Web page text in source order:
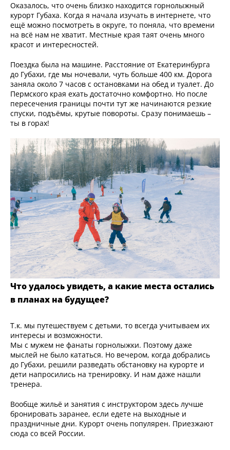
Оказалось, что очень близко находится горнолыжный
курорт Губаха. Когда я начала изучать в интернете, что
ещё можно посмотреть в округе, то поняла, что времени
на всё нам не хватит. Местные края таят очень много
красот и интересностей.
Поездка была на машине. Расстояние от Екатеринбурга
до Губахи, где мы ночевали, чуть больше 400 км. Дорога
заняла около 7 часов с остановками на обед и туалет. До
Пермского края ехать достаточно комфортно. Но после
пересечения границы почти тут же начинаются резкие
спуски, подъёмы, крутые повороты. Сразу понимаешь –
ты в горах!
Что удалось увидеть, а какие места остались
в планах на будущее?
Т.к. мы путешествуем с детьми, то всегда учитываем их
интересы и возможности.
Мы с мужем не фанаты горнолыжки. Поэтому даже
мыслей не было кататься. Но вечером, когда добрались
до Губахи, решили разведать обстановку на курорте и
дети напросились на тренировку. И нам даже нашли
тренера.
Вообще жильё и занятия с инструктором здесь лучше
бронировать заранее, если едете на выходные и
праздничные дни. Курорт очень популярен. Приезжают
сюда со всей России.